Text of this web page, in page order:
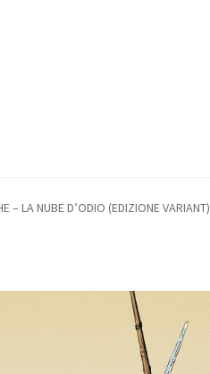
– LA NUBE D’ODIO (EDIZIONE VARIANT)